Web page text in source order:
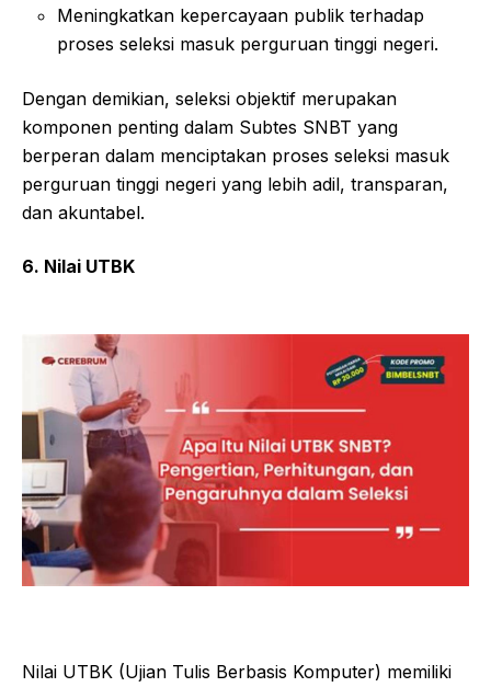
Meningkatkan kepercayaan publik terhadap
proses seleksi masuk perguruan tinggi negeri.
Dengan demikian, seleksi objektif merupakan
komponen penting dalam Subtes SNBT yang
berperan dalam menciptakan proses seleksi masuk
perguruan tinggi negeri yang lebih adil, transparan,
dan akuntabel.
6. Nilai UTBK
Nilai UTBK (Ujian Tulis Berbasis Komputer) memiliki